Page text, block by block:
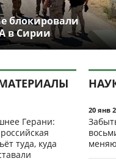
блокировали
в Сирии
Герани:
туда, куда
20 янв